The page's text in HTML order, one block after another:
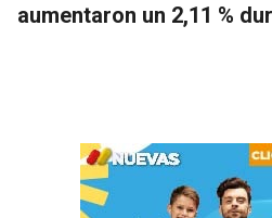
aumentaron un 2,11 %